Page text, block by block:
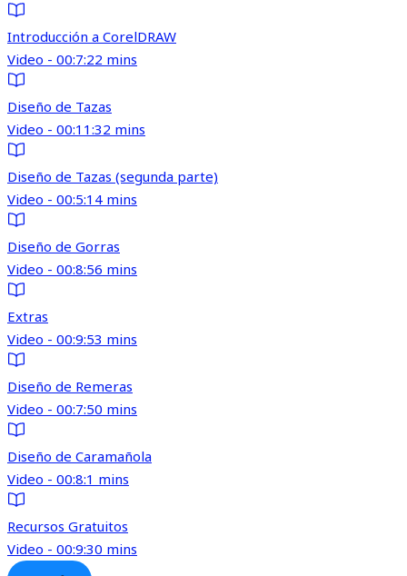
Introducción a CorelDRAW
Video - 00:7:22 mins
Diseño de Tazas
Video - 00:11:32 mins
Diseño de Tazas (segunda parte)
Video - 00:5:14 mins
Diseño de Gorras
Video - 00:8:56 mins
Extras
Video - 00:9:53 mins
Diseño de Remeras
Video - 00:7:50 mins
Diseño de Caramañola
Video - 00:8:1 mins
Recursos Gratuitos
Video - 00:9:30 mins